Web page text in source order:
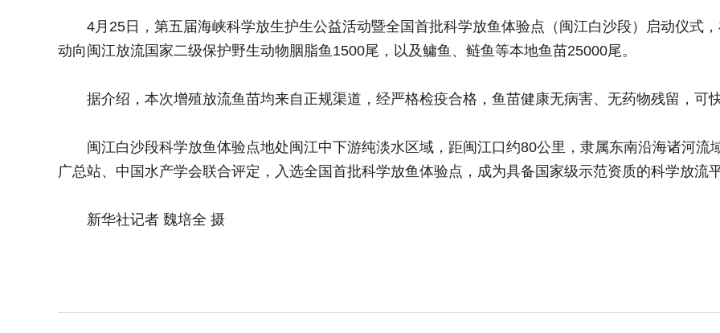
4月25日，第五届海峡科学放生护生公益活动暨全国首批科学放鱼体验点（闽江白沙段）启动仪式
动向闽江放流国家二级保护野生动物胭脂鱼1500尾，以及鳙鱼、鲢鱼等本地鱼苗25000尾。
据介绍，本次增殖放流鱼苗均来自正规渠道，经严格检疫合格，鱼苗健康无病害、无药物残留，可
闽江白沙段科学放鱼体验点地处闽江中下游纯淡水区域，距闽江口约80公里，隶属东南沿海诸河流
广总站、中国水产学会联合评定，入选全国首批科学放鱼体验点，成为具备国家级示范资质的科学放流
新华社记者 魏培全 摄